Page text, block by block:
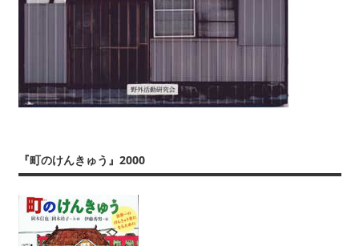
『町のけんきゅう』2000